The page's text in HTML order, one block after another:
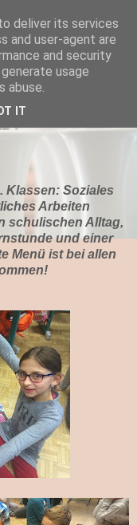
Klassen: Soziales
Arbeiten
schulischen Alltag,
und einer
Menü ist bei allen
deliver its services
and user-agent are
and security
usage
abuse.
IT